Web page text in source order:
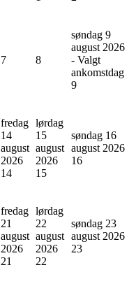
7 8
søndag 9
august 2026
- Valgt
ankomstdag
9
fredag
14
august
2026
14
lørdag
15
august
2026
15
søndag 16
august 2026
16
fredag
21
august
2026
21
lørdag
22
august
2026
22
søndag 23
august 2026
23